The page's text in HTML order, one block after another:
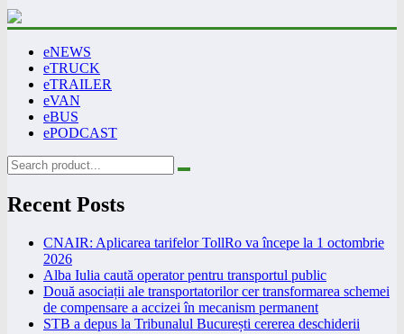
eNEWS
eTRUCK
eTRAILER
eVAN
eBUS
ePODCAST
Recent Posts
CNAIR: Aplicarea tarifelor TollRo va începe la 1 octombrie
2026
Alba Iulia caută operator pentru transportul public
Două asociații ale transportatorilor cer transformarea schemei
de compensare a accizei în mecanism permanent
STB a depus la Tribunalul București cererea deschiderii